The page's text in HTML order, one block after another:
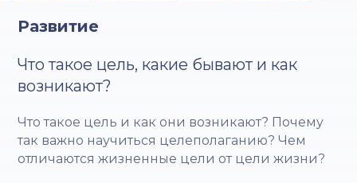
Развитие
Что такое цель, какие бывают и как
возникают?
Что такое цель и как они возникают? Почему
так важно научиться целеполаганию? Чем
отличаются жизненные цели от цели жизни?